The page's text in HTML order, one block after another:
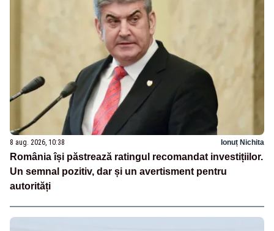
8 aug. 2026, 10:38 Ionuț Nichita
România își păstrează ratingul recomandat investițiilor.
Un semnal pozitiv, dar și un avertisment pentru
autorități